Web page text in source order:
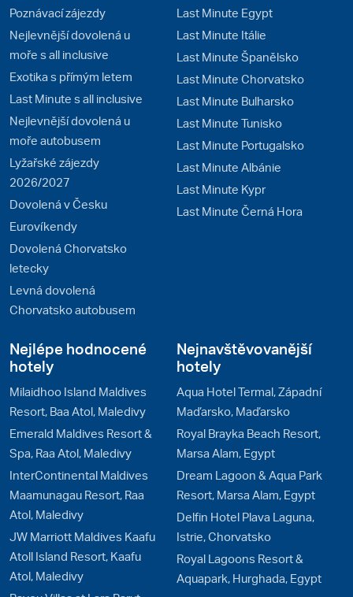
Poznávací zájezdy
Nejlevnější dovolená u
moře s all inclusive
Exotika s přímým letem
Last Minute s all inclusive
Nejlevnější dovolená u
moře autobusem
Lyžařské zájezdy
2026/2027
Dovolená v Česku
Eurovíkendy
Dovolená Chorvatsko
letecky
Levná dovolená
Chorvatsko autobusem
Last Minute Egypt
Last Minute Itálie
Last Minute Španělsko
Last Minute Chorvatsko
Last Minute Bulharsko
Last Minute Tunisko
Last Minute Portugalsko
Last Minute Albánie
Last Minute Kypr
Last Minute Černá Hora
Nejlépe hodnocené
hotely
Milaidhoo Island Maldives
Resort, Baa Atol, Maledivy
Emerald Maldives Resort &
Spa, Raa Atol, Maledivy
InterContinental Maldives
Maamunagau Resort, Raa
Atol, Maledivy
JW Marriott Maldives Kaafu
Atoll Island Resort, Kaafu
Atol, Maledivy
Nejnavštěvovanější
hotely
Aqua Hotel Termal, Západní
Maďarsko, Maďarsko
Royal Brayka Beach Resort,
Marsa Alam, Egypt
Dream Lagoon & Aqua Park
Resort, Marsa Alam, Egypt
Delfin Hotel Plava Laguna,
Istrie, Chorvatsko
Royal Lagoons Resort &
Aquapark, Hurghada, Egypt